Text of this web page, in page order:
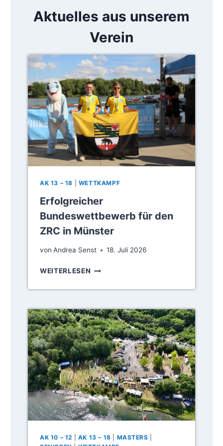
-
A
T
E
R
E
R
N
E
U
T
B
E
D
R
R
O
S
N
U
D
E
R
S
P
R
I
N
T
-
E
Aktuelles aus unserem
Verein
AK 13 – 18 WETTKAMPF
Erfolgreicher
Bundeswettbewerb für den
ZRC in Münster
von Andrea Senst 18. Juli 2026
WEITERLESEN E
F
L
G
R
E
I
C
H
E
R
B
U
D
AK 10 – 12 AK 13 – 18 MASTERS